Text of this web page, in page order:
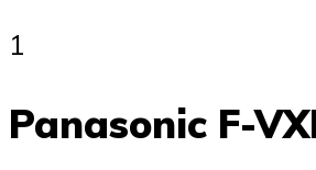
1
Panasonic F-